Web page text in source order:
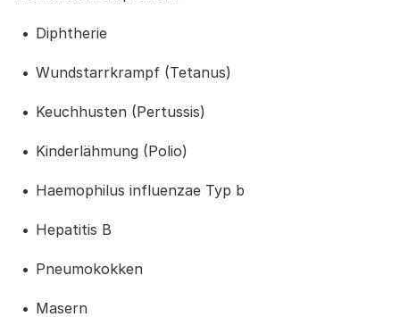
Diphtherie
Wundstarrkrampf (Tetanus)
Keuchhusten (Pertussis)
Kinderlähmung (Polio)
Haemophilus influenzae Typ b
Hepatitis B
Pneumokokken
Masern